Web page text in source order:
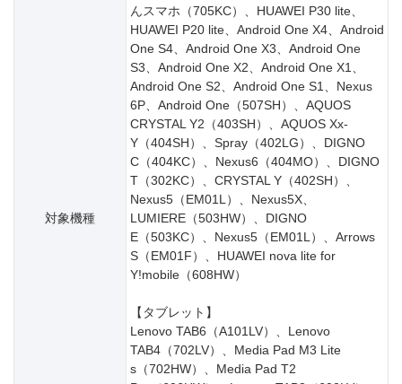
対象機種
んスマホ（705KC）、HUAWEI P30 lite、
HUAWEI P20 lite、Android One X4、Android
One S4、Android One X3、Android One
S3、Android One X2、Android One X1、
Android One S2、Android One S1、Nexus
6P、Android One（507SH）、AQUOS
CRYSTAL Y2（403SH）、AQUOS Xx-
Y（404SH）、Spray（402LG）、DIGNO
C（404KC）、Nexus6（404MO）、DIGNO
T（302KC）、CRYSTAL Y（402SH）、
Nexus5（EM01L）、Nexus5X、
LUMIERE（503HW）、DIGNO
E（503KC）、Nexus5（EM01L）、Arrows
S（EM01F）、HUAWEI nova lite for
Y!mobile（608HW）
【タブレット】
Lenovo TAB6（A101LV）、Lenovo
TAB4（702LV）、Media Pad M3 Lite
s（702HW）、Media Pad T2